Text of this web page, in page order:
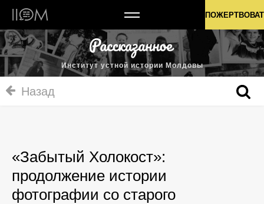
Институт устной истории Молдовы
Институт устной истории Молдовы
Назад
«Забытый Холокост»:
продолжение истории
фотографии со старого